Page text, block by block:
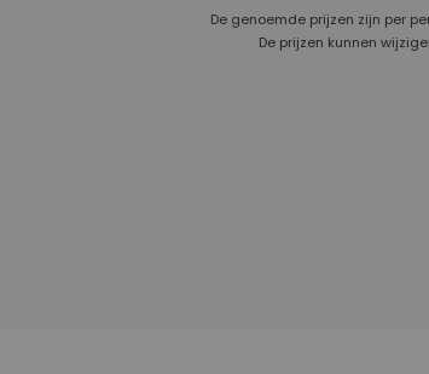
De genoemde prijzen zijn per
De prijzen kunnen